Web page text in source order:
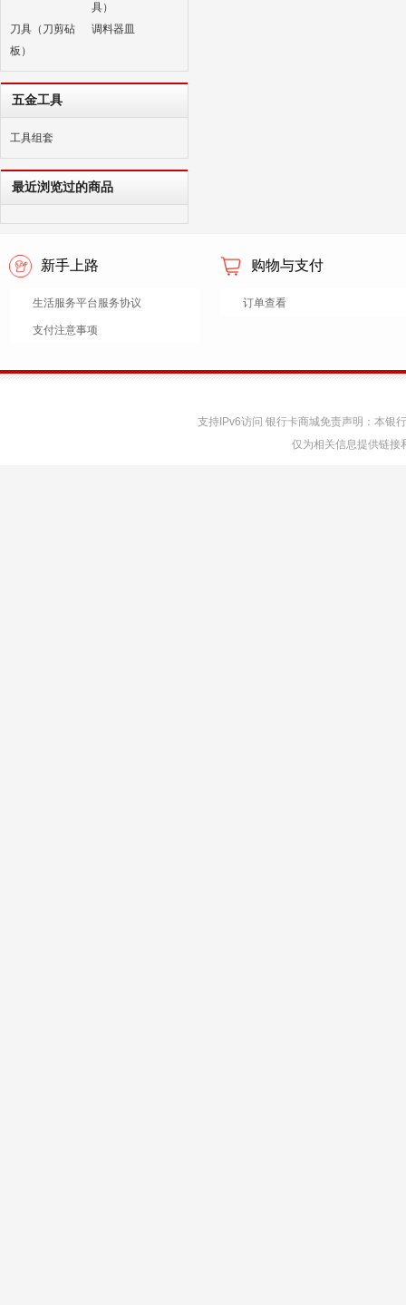
具）
刀具（刀剪砧
板）
调料器皿
五金工具
工具组套
最近浏览过的商品
新手上路
生活服务平台服务协议
支付注意事项
购物与支付
订单查看
支持IPv6访问 银行卡商城免责声明：本银
仅为相关信息提供链接